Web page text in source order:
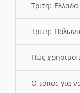
Τριτη:
Τριτη:
Πώς
O τοπος για